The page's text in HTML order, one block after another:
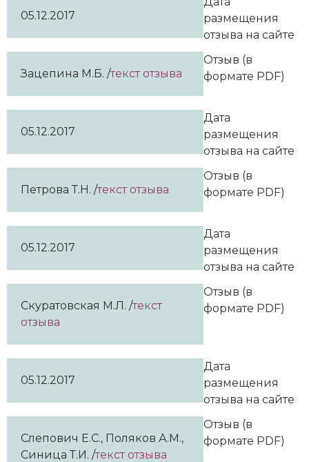
05.12.2017
размещения
отзыва на сайте
Зацепина М.Б. /текст отзыва
Отзыв (в
формате PDF)
05.12.2017
Дата
размещения
отзыва на сайте
Петрова Т.Н. /текст отзыва
Отзыв (в
формате PDF)
05.12.2017
Дата
размещения
отзыва на сайте
Скуратовская М.Л. /текст
отзыва
Отзыв (в
формате PDF)
05.12.2017
Дата
размещения
отзыва на сайте
Слепович Е.С., Поляков А.М.,
Синица Т.И. /текст отзыва
Отзыв (в
формате PDF)